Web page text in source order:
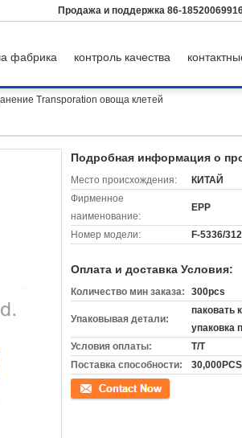
Продажа и поддержка 86-
фабрика контроль качества
Transporation овоща клетей
Подробная информация о
Место происхождения:
КИТАЙ
Фирменное
наименование:
EPP
Номер модели: F-5336/
Оплата и доставка Условия:
Количество мин заказа: 300pcs
Упаковывая детали:
паковать
упаковка
Условия оплаты:
T/T
Поставка способности:
контакт